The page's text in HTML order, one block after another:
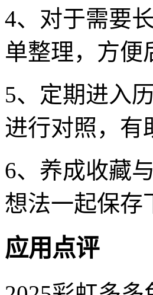
4、对于需要
单整理，方便
5、定期进入
进行对照，有
6、养成收藏
想法一起保存
应用点评